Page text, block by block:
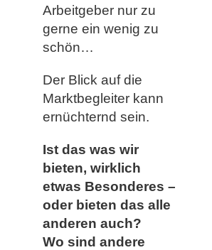
Arbeitgeber nur zu
gerne ein wenig zu
schön…
Der Blick auf die
Marktbegleiter kann
ernüchternd sein.
Ist das was wir
bieten, wirklich
etwas Besonderes –
oder bieten das alle
anderen auch?
Wo sind andere